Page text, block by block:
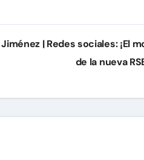
| Redes sociales: ¡El
de la nueva